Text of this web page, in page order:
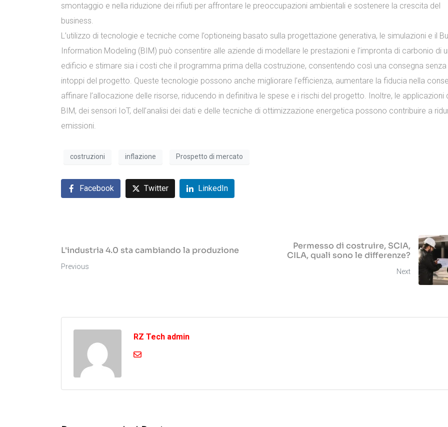
smontaggio e nella riduzione dei rifiuti per affrontare le preoccupazioni ambientali e sostenere la crescita del
business.
L’utilizzo di tecnologie e tecniche come l’optioneing basato sulla progettazione generativa, le simulazioni e il
Information Modeling (BIM) può consentire alle aziende di modellare le prestazioni e l’impronta di carbonio di
edificio e stimare sia i costi che il programma prima della costruzione, consentendo così una consegna senza
intoppi del progetto. Queste tecnologie possono anche migliorare l’efficienza, aumentare la fiducia nella
affinare l’allocazione delle risorse, riducendo in definitiva le spese e i rischi del progetto. Inoltre, le applicazioni
BIM, dei sensori IoT, dell’analisi dei dati e delle tecniche di ottimizzazione energetica possono contribuire a
emissioni.
costruzioni inflazione Prospetto di mercato
Facebook Twitter LinkedIn
L'industria 4.0 sta cambiando la produzione
Previous
Permesso di costruire, SCIA,
CILA, quali sono le differenze?
Next
RZ Tech admin